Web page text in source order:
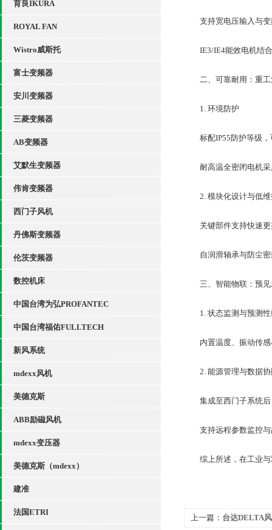
育良IKURA
ROYAL FAN
Wistro威斯托
富士变频器
安川变频器
三菱变频器
AB变频器
艾默生变频器
伟肯变频器
西门子风机
丹佛斯变频器
伦茨变频器
数控机床
中国台湾为弘PROFANTEC
中国台湾福佑FULLTECH
新风系统
mdexx风机
美德克斯
ABB励磁风机
mdexx变压器
美德克斯（mdexx）
建准
法国ETRI
支持宽电压输入与变
IE3/IE4能效电机结合
二、可靠耐用：重工
1. 环境防护
标配IP55防护等级，
耐高温全密闭电机采
2. 模块化设计与低维
关键部件支持快速更
自润滑轴承与防尘密
三、智能物联：预见
1. 状态监测与预测性
内置温度、振动传感
2. 能源管理与数据协
集成至西门子系统后
支持远程参数监控与
综上所述，在工业与
上一篇： 台达DELTA